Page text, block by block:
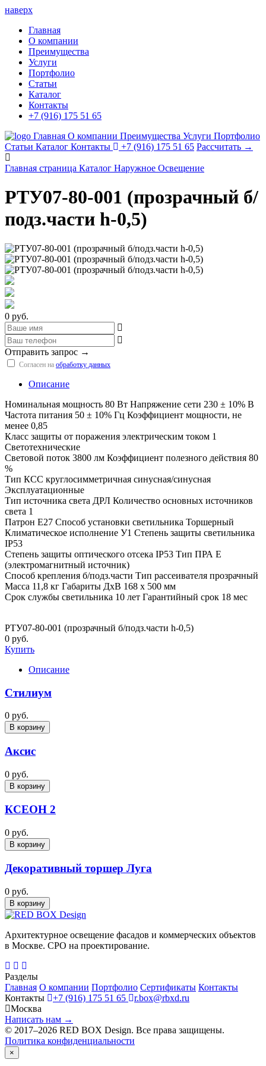
наверх
Главная
О компании
Преимущества
Услуги
Портфолио
Статьи
Каталог
Контакты
+7 (916) 175 51 65
Главная О компании Преимущества Услуги Портфолио
Статьи Каталог Контакты +7 (916) 175 51 65 Рассчитать →
Главная страница Каталог Наружное Освещение
РТУ07-80-001 (прозрачный б/
подз.части h-0,5)
0 руб.
Отправить запрос →
Согласен на обработку данных
Описание
Номинальная мощность 80 Вт Напряжение сети 230 ± 10% В
Частота питания 50 ± 10% Гц Коэффициент мощности, не
менее 0,85
Класс защиты от поражения электрическим током 1
Светотехнические
Световой поток 3800 лм Коэффициент полезного действия 80
%
Тип КСС круглосимметричная синусная/синусная
Эксплуатационные
Тип источника света ДРЛ Количество основных источников
света 1
Патрон Е27 Способ установки светильника Торшерный
Климатическое исполнение У1 Степень защиты светильника
IP53
Степень защиты оптического отсека IP53 Тип ПРА E
(электромагнитный источник)
Способ крепления б/подз.части Тип рассеивателя прозрачный
Масса 11,8 кг Габариты ДхВ 168 x 500 мм
Срок службы светильника 10 лет Гарантийный срок 18 мес
РТУ07-80-001 (прозрачный б/подз.части h-0,5)
0 руб.
Купить
Описание
Стилиум
0 руб.
В корзину
Аксис
0 руб.
В корзину
КСЕОН 2
0 руб.
В корзину
Декоративный торшер Луга
0 руб.
В корзину
Архитектурное освещение фасадов и коммерческих объектов
в Москве. СРО на проектирование.
Разделы
Главная О компании Портфолио Сертификаты Контакты
Контакты
+7 (916) 175 51 65
r.box@rbxd.ru
Москва
Написать нам →
© 2017–2026 RED BOX Design. Все права защищены.
Политика конфиденциальности
×